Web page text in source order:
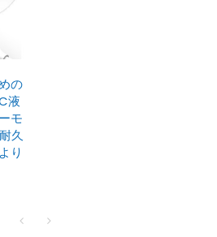
の
液
モ
久
り